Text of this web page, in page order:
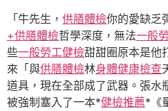
「牛先生， 供膳體檢你的愛缺乏
+供膳體檢哲學深度，無法一般
些一般勞工健檢甜甜圈原本是他
來「與供膳體檢林身體健康檢查
道具，現在全部成了武器。張水
被強制塞入了一本*健檢推薦*《